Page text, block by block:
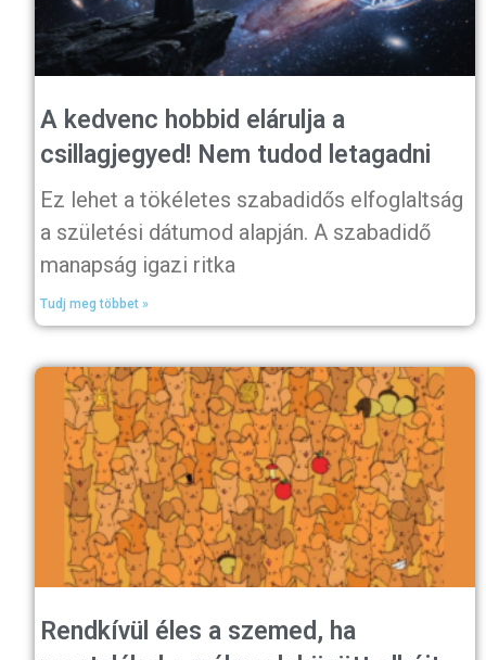
A kedvenc hobbid elárulja a
csillagjegyed! Nem tudod letagadni
Ez lehet a tökéletes szabadidős elfoglaltság
a születési dátumod alapján. A szabadidő
manapság igazi ritka
Tudj meg többet »
Rendkívül éles a szemed, ha